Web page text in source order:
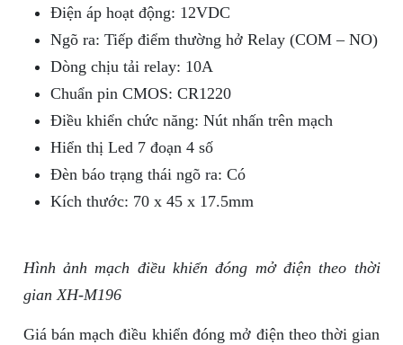
Điện áp hoạt động: 12VDC
Ngõ ra: Tiếp điểm thường hở Relay (COM – NO)
Dòng chịu tải relay: 10A
Chuẩn pin CMOS: CR1220
Điều khiển chức năng: Nút nhấn trên mạch
Hiển thị Led 7 đoạn 4 số
Đèn báo trạng thái ngõ ra: Có
Kích thước: 70 x 45 x 17.5mm
Hình ảnh mạch điều khiển đóng mở điện theo thời
gian XH-M196
Giá bán mạch điều khiển đóng mở điện theo thời gian